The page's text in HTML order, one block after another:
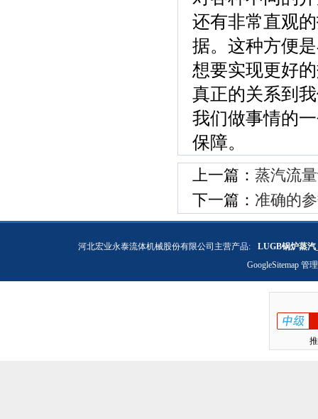
还有非常直观
据。这种方便
想要实现更好
真正的关系到
我们做事情的
保障。
上一篇： 蒸汽流
下一篇： 准确的
河北宏业永泰流体机械股份有限公司主营产品:
LUGB锅炉蒸
GoogleSitemap 管